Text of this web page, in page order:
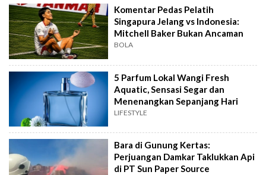
Komentar Pedas Pelatih
Singapura Jelang vs Indonesia:
Mitchell Baker Bukan Ancaman
BOLA
5 Parfum Lokal Wangi Fresh
Aquatic, Sensasi Segar dan
Menenangkan Sepanjang Hari
LIFESTYLE
Bara di Gunung Kertas:
Perjuangan Damkar Taklukkan Api
di PT Sun Paper Source